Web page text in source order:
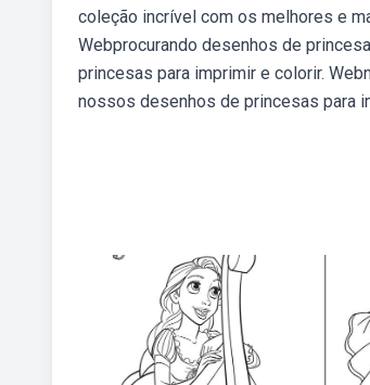
coleção incrível com os melhores e
Webprocurando desenhos de
princesas para imprimir e colorir.
nossos desenhos de princesas para